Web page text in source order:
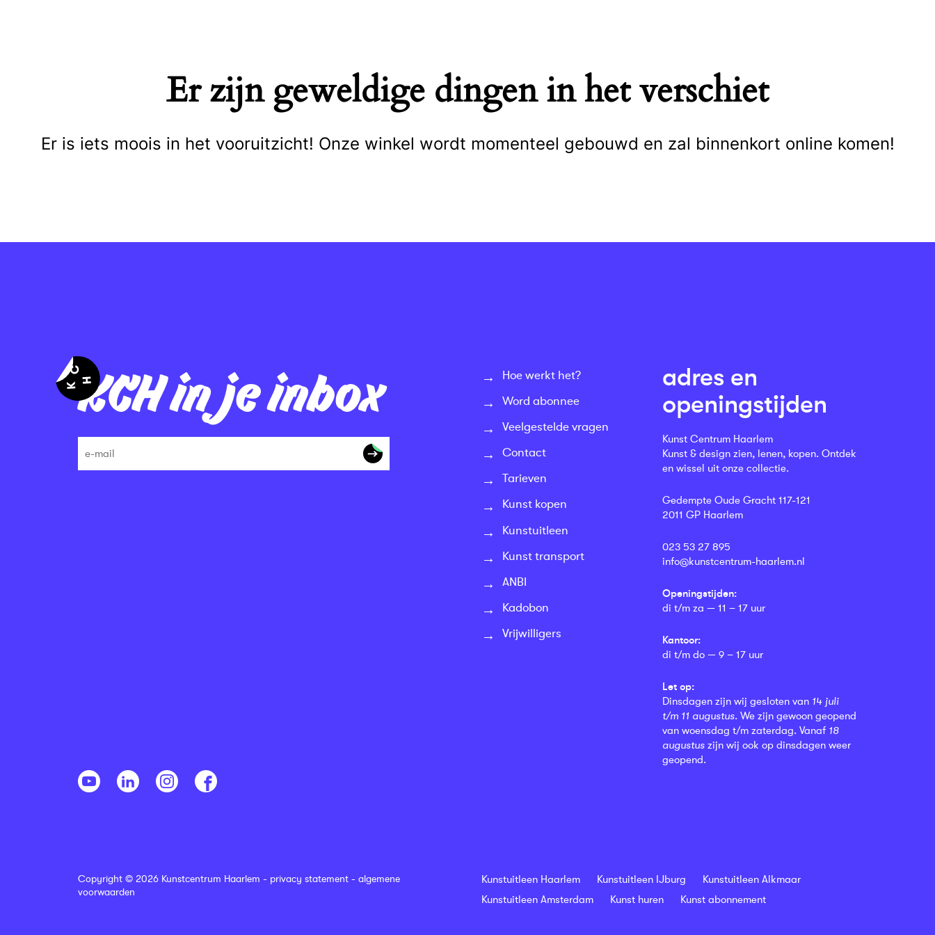
Er zijn geweldige dingen in het verschiet
Er is iets moois in het vooruitzicht! Onze winkel wordt momenteel gebouwd en zal binnenkort online komen!
KCH in je inbox
Hoe werkt het?
Word abonnee
Veelgestelde vragen
Contact
Tarieven
Kunst kopen
Kunstuitleen
Kunst transport
ANBI
Kadobon
Vrijwilligers
adres en
openingstijden
Kunst Centrum Haarlem
Kunst & design zien, lenen, kopen. Ontdek
en wissel uit onze collectie.
Gedempte Oude Gracht 117-121
2011 GP Haarlem
023 53 27 895
info@kunstcentrum-haarlem.nl
Openingstijden:
di t/m za — 11 – 17 uur
Kantoor:
di t/m do — 9 – 17 uur
Let op:
Dinsdagen zijn wij gesloten van 14 juli
t/m 11 augustus. We zijn gewoon geopend
van woensdag t/m zaterdag. Vanaf 18
augustus zijn wij ook op dinsdagen weer
geopend.
Copyright © 2026 Kunstcentrum Haarlem - privacy statement - algemene
voorwaarden
Kunstuitleen Haarlem Kunstuitleen IJburg
Kunstuitleen Alkmaar
Kunstuitleen Amsterdam
Kunst huren Kunst abonnement